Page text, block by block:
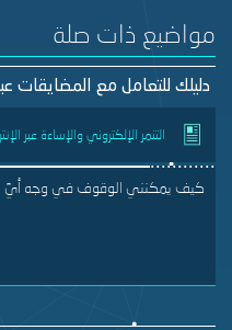
مواضيع ذات صلة
دليلك للتعامل مع المضايقات
التنمر الإلكتروني والإساءة عبر
كيف يمكنني الوقوف في وجه أيّ